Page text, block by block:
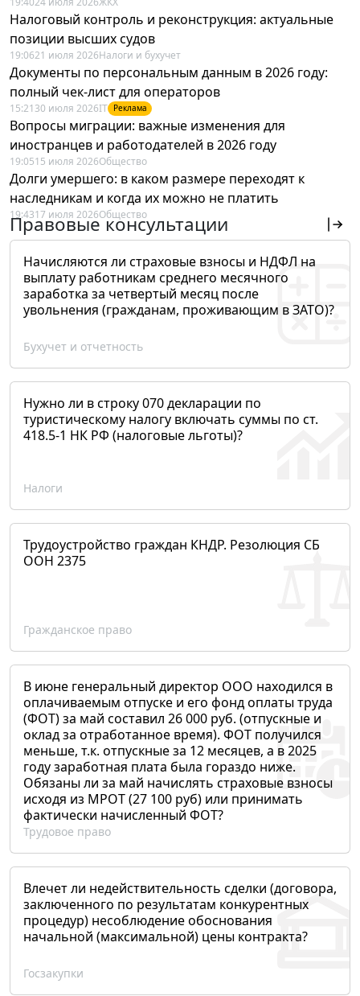
Налоговый контроль и реконструкция: актуальные
позиции высших судов
19:0621 июля 2026Налоги и бухучет
Документы по персональным данным в 2026 году:
полный чек-лист для операторов
15:21 30 июля 2026IT Реклама
Вопросы миграции: важные изменения для
иностранцев и работодателей в 2026 году
19:0515 июля 2026Общество
Долги умершего: в каком размере переходят к
наследникам и когда их можно не платить
19:4317 июля 2026Общество
Правовые консультации
Начисляются ли страховые взносы и НДФЛ на
выплату работникам среднего месячного
заработка за четвертый месяц после
увольнения (гражданам, проживающим в ЗАТО)?
Бухучет и отчетность
Нужно ли в строку 070 декларации по
туристическому налогу включать суммы по ст.
418.5-1 НК РФ (налоговые льготы)?
Налоги
Трудоустройство граждан КНДР. Резолюция СБ
ООН 2375
Гражданское право
В июне генеральный директор ООО находился в
оплачиваемым отпуске и его фонд оплаты труда
(ФОТ) за май составил 26 000 руб. (отпускные и
оклад за отработанное время). ФОТ получился
меньше, т.к. отпускные за 12 месяцев, а в 2025
году заработная плата была гораздо ниже.
Обязаны ли за май начислять страховые взносы
исходя из МРОТ (27 100 руб) или принимать
фактически начисленный ФОТ?
Трудовое право
Влечет ли недействительность сделки (договора,
заключенного по результатам конкурентных
процедур) несоблюдение обоснования
начальной (максимальной) цены контракта?
Госзакупки